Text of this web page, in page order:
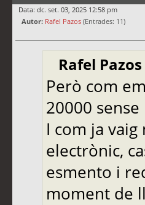
Data: dc. set. 03, 2025 12:58 pm
Autor: Rafel Pazos (Entrades: 11)
Rafel
Però com
20000
I com ja
electrònic,
esmento i
moment de